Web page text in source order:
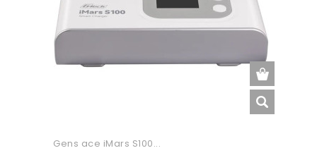
Gens ace iMars S100...